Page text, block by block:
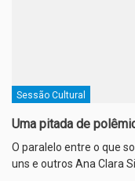
Sessão Cultural
Uma pitada de
O paralelo entre o que
uns e outros Ana Clara